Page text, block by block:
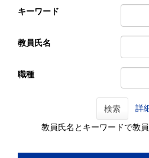
キーワード
教員氏名
職種
検索 詳
教員氏名とキーワードで教